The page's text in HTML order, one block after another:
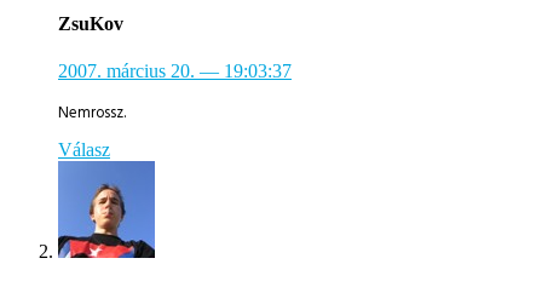
ZsuKov
2007. március 20. — 19:03:37
Nemrossz.
Válasz